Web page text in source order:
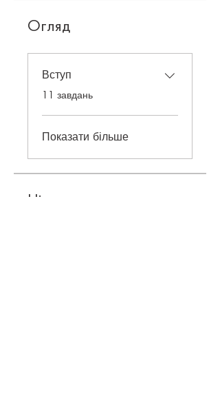
Огляд
Вступ
.11 завдань
Показати більше
Ціна